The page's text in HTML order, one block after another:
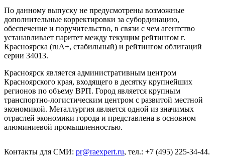
По данному выпуску не предусмотрены возможные
дополнительные корректировки за субординацию,
обеспечение и поручительство, в связи с чем агентство
устанавливает паритет между текущим рейтингом г.
Красноярска (ruА+, стабильный) и рейтингом облигаций
серии 34013.
Красноярск является административным центром
Красноярского края, входящего в десятку крупнейших
регионов по объему ВРП. Город является крупным
транспортно-логистическим центром с развитой местной
экономикой. Металлургия является одной из значимых
отраслей экономики города и представлена в основном
алюминиевой промышленностью.
Контакты для СМИ: pr@raexpert.ru, тел.: +7 (495) 225-34-44.